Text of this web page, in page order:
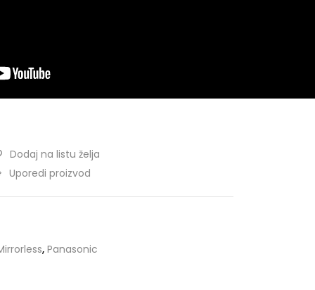
Dodaj na listu želja
Uporedi proizvod
, Panasonic